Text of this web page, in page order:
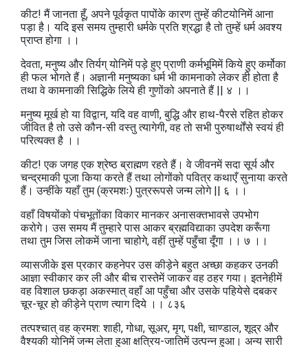
कीट! मैं जानता हूँ, अपने पूर्वकृत पापोंके कारण तुम्हें कीटयोनिमें आना
पड़ा है। यदि इस समय तुम्हारी धर्मके प्रति श्रद्धा है तो तुम्हें धर्म अवश्य
प्राप्त होगा ।।
देवता, मनुष्य और तिर्यग्‌ योनिमें पड़े हुए प्राणी कर्मभूमिमें किये हुए कर्मोका
ही फल भोगते हैं। अज्ञानी मनुष्यका धर्म भी कामनाको लेकर ही होता है
तथा वे कामनाकी सिद्धिके लिये ही गुणोंको अपनाते हैं || ४ ।।
मनुष्य मूर्ख हो या विद्वान, यदि वह वाणी, बुद्धि और हाथ-पैरसे रहित होकर
जीवित है तो उसे कौन-सी वस्तु त्यागेगी, वह तो सभी पुरुषार्थोंसे स्वयं ही
परित्यक्त है ।।
कीट! एक जगह एक श्रेष्ठ ब्राह्मण रहते हैं। वे जीवनमें सदा सूर्य और
चन्द्रमाकी पूजा किया करते हैं तथा लोगोंको पवित्र कथाएँ सुनाया करते
हैं। उन्हींके यहाँ तुम (क्रमशः) पुत्ररूपसे जन्म लोगे || ६ ।।
वहाँ विषयोंको पंचभूतोंका विकार मानकर अनासक्तभावसे उपभोग
करोगे। उस समय मैं तुम्हारे पास आकर ब्रह्मविद्याका उपदेश करूँगा
तथा तुम जिस लोकमें जाना चाहोगे, वहीं तुम्हें पहुँचा दूँगा ।। ७ ।।
व्यासजीके इस प्रकार कहनेपर उस कीड़ेने बहुत अच्छा कहकर उनकी
आज्ञा स्वीकार कर ली और बीच रास्तेमें जाकर वह ठहर गया। इतनेहीमें
वह विशाल छकड़ा अकस्मात्‌ वहाँ आ पहुँचा और उसके पहियेसे दबकर
चूर-चूर हो कीड़ेने प्राण त्याग दिये ।। ८३६
तत्पश्चात्‌ वह क्रमश: शाही, गोधा, सूअर, मृग, पक्षी, चाण्डाल, शूद्र और
वैश्यकी योनिमें जन्म लेता हुआ क्षत्रिय-जातिमें उत्पन्न हुआ। अन्य सारी